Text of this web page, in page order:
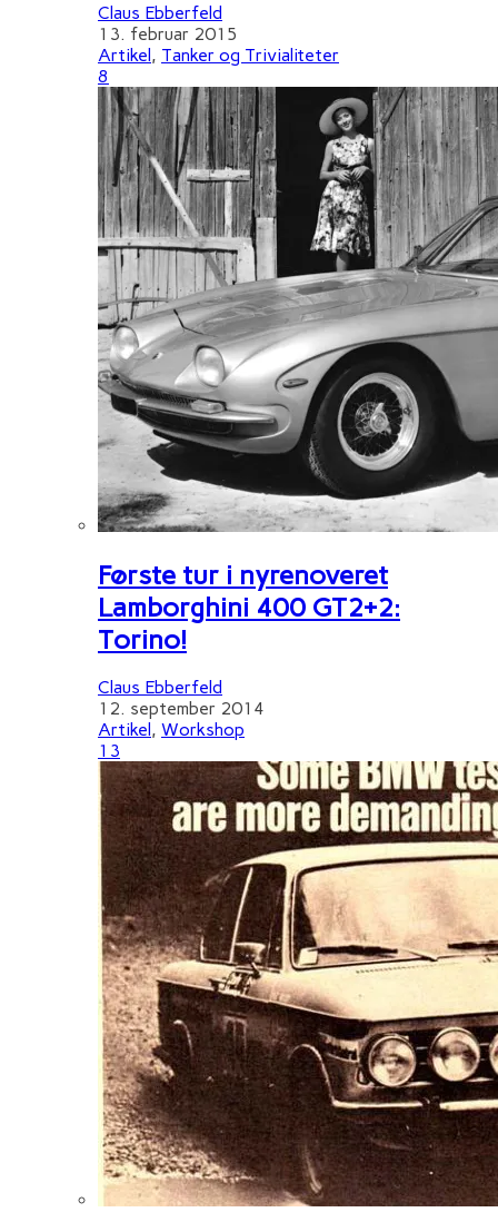
Claus Ebberfeld
13. februar 2015
Artikel, Tanker og Trivialiteter
8
Første tur i nyrenoveret
Lamborghini 400 GT2+2:
Torino!
Claus Ebberfeld
12. september 2014
Artikel , Workshop
13